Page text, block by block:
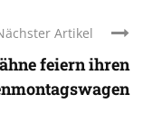
Artikel
feiern ihren